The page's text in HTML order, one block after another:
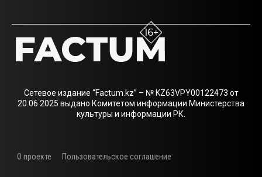
Сетевое издание “Factum.kz” – № KZ63VPY00122473 от
20.06.2025 выдано Комитетом информации Министерства
культуры и информации РК.
О проекте Пользовательское соглашение